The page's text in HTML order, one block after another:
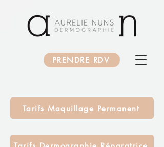
PRENDRE RDV
Tarifs Maquillage Permanent